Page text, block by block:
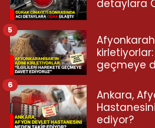
detaylara
geçmeye
5
Ankara,
ediyor?
6